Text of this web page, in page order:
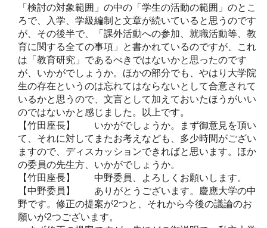
「検討の対象範囲」の中の「学生の活動の範囲」のとこ
ろで、入学、学級編制と文章が続いていると思うのです
が、その後半で、「課外活動への参加、就職活動等、教
育に関する全ての事項」と書かれているのですが、これ
は「教育研究」であるべきではないかと思ったのです
が、いかがでしょうか。ほかの部分でも、やはり大学院
生の存在というのは忘れてはならないとして合意されて
いるかと思うので、文言として加えておいたほうがいい
のではないかと感じました。以上です。
【竹田座長】 いかがでしょうか。まず御意見を頂い
て、それに対してまたお考えなども、多少時間がござい
ますので、ディスカッションできればと思います。ほか
の委員の先生方、いかがでしょうか。
【竹田座長】 中野委員、よろしくお願いします。
【中野委員】 ありがとうございます。慶應大学の中
野です。修正の提案が2つと、それから今後の議論のお
願いが2つございます。